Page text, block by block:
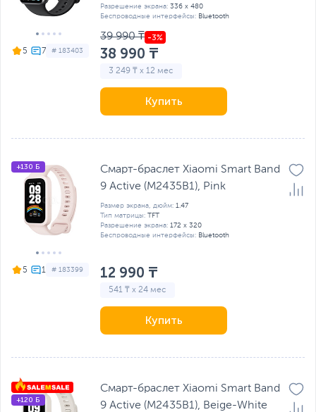
5 # 183403
Разрешение экрана: 336 x 480
Беспроводные интерфейсы: Bluetooth
39 990 ₸
38 990 ₸
3 249 ₸ x 12 мес
Купить
5 # 183399
+130 Б
Смарт-браслет Xiaomi Smart Band
9 Active (M2435B1), Pink
Размер экрана, дюйм: 1.47
Тип матрицы: TFT
Разрешение экрана: 172 x 320
Беспроводные интерфейсы: Bluetooth
12 990 ₸
541 ₸ x 24 мес
Купить
+120 Б
Смарт-браслет Xiaomi Smart Band
9 Active (M2435B1), Beige-White